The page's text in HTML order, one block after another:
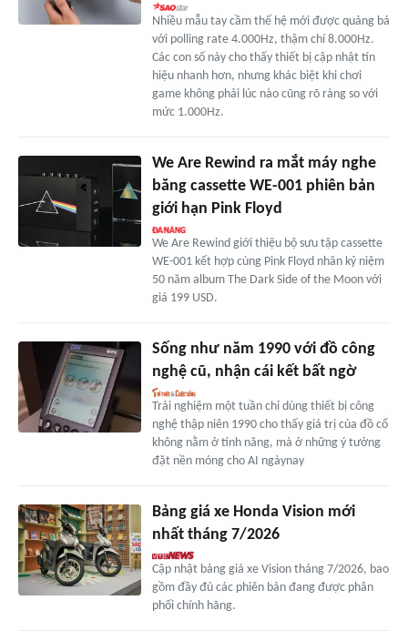
Nhiều mẫu tay cầm thế hệ mới được quảng bá
với polling rate 4.000Hz, thậm chí 8.000Hz.
Các con số này cho thấy thiết bị cập nhật tín
hiệu nhanh hơn, nhưng khác biệt khi chơi
game không phải lúc nào cũng rõ ràng so với
mức 1.000Hz.
We Are Rewind ra mắt máy nghe
băng cassette WE-001 phiên bản
giới hạn Pink Floyd
We Are Rewind giới thiệu bộ sưu tập cassette
WE-001 kết hợp cùng Pink Floyd nhân kỷ niệm
50 năm album The Dark Side of the Moon với
giá 199 USD.
Sống như năm 1990 với đồ công
nghệ cũ, nhận cái kết bất ngờ
Trải nghiệm một tuần chỉ dùng thiết bị công
nghệ thập niên 1990 cho thấy giá trị của đồ cổ
không nằm ở tính năng, mà ở những ý tưởng
đặt nền móng cho AI ngàynay
Bảng giá xe Honda Vision mới
nhất tháng 7/2026
Cập nhật bảng giá xe Vision tháng 7/2026, bao
gồm đầy đủ các phiên bản đang được phân
phối chính hãng.